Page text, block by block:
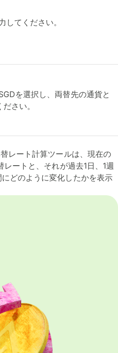
してください。
を選択し、両替先の通貨と
さい。
レート計算ツールは、現在の
レートと、それが過去1日、1週
どのように変化したかを表示